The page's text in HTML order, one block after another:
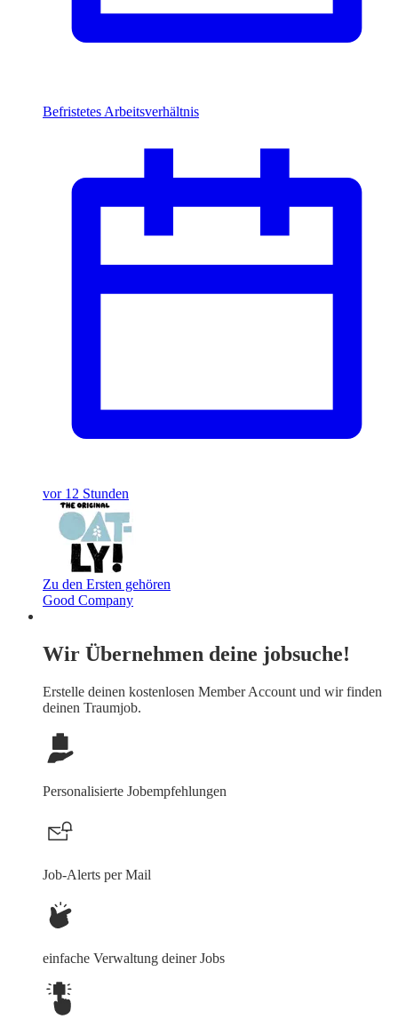
Befristetes Arbeitsverhältnis
vor 12 Stunden
Zu den Ersten gehören
Good Company
Wir Übernehmen deine jobsuche!
Erstelle deinen kostenlosen Member Account und wir finden
deinen Traumjob.
Personalisierte Jobempfehlungen
Job-Alerts per Mail
einfache Verwaltung deiner Jobs